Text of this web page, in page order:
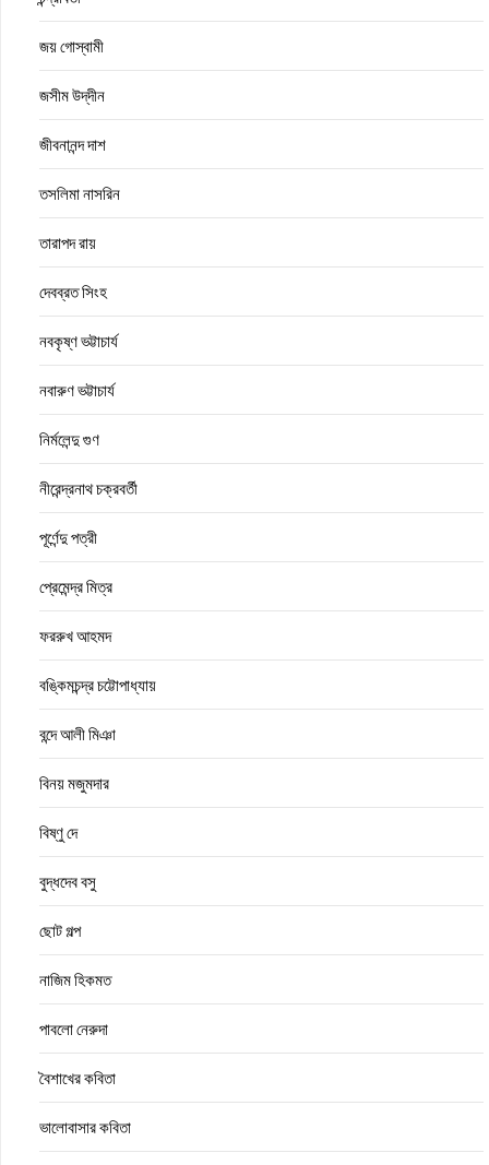
জয় গোস্বামী
জসীম উদ্‌দীন
জীবনানন্দ দাশ
তসলিমা নাসরিন
তারাপদ রায়
দেবব্রত সিংহ
নবকৃষ্ণ ভট্টাচার্য
নবারুণ ভট্টাচার্য
নির্মলেন্দু গুণ
নীরেন্দ্রনাথ চক্রবর্তী
পূর্ণেন্দু পত্রী
প্রেমেন্দ্র মিত্র
ফররুখ আহমদ
বঙ্কিমচন্দ্র চট্টোপাধ্যায়
বন্দে আলী মিঞা
বিনয় মজুমদার
বিষ্ণু দে
বুদ্ধদেব বসু
ছোট গল্প
নাজিম হিকমত
পাবলো নেরুদা
বৈশাখের কবিতা
ভালোবাসার কবিতা